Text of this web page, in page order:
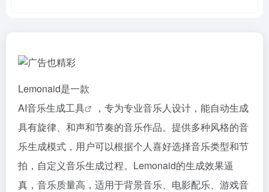
Lemonaid是一款
AI音乐生成工具
，专为专业音乐人设计，能自动生成
具有旋律、和声和节奏的音乐作品。提供多种风格的音
乐生成模式，用户可以根据个人喜好选择音乐类型和节
拍，自定义音乐生成过程。Lemonaid的生成效果逼
真，音乐质量高，适用于背景音乐、电影配乐、游戏音